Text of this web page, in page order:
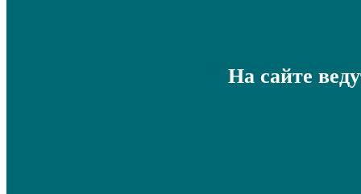
На сайте